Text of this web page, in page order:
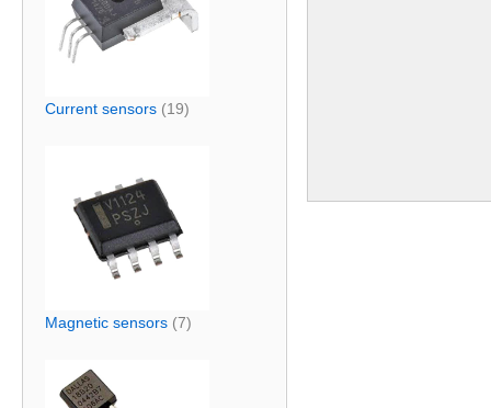
Current sensors (19)
Magnetic sensors (7)